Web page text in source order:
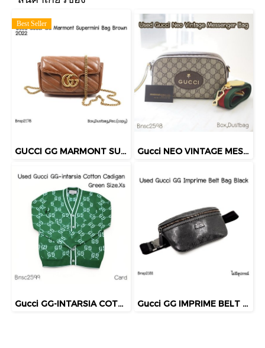
Best Seller
GUCCI GG MARMONT SUPERMINI BAG BROWN 2022 Gucci NEO VINTAGE MESSENGER BAG
Gucci GG-INTARSIA COTTON CADIGAN GREEN SIZE.XS Gucci GG IMPRIME BELT BAG BLACK